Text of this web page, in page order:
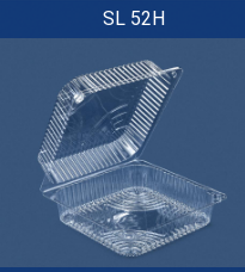
SL 52H